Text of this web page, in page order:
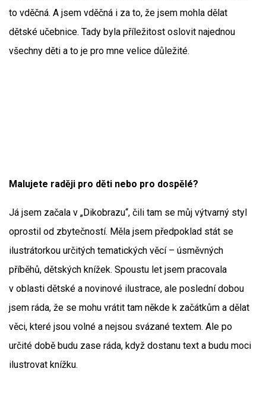
to vděčná. A jsem vděčná i za to, že jsem mohla dělat
dětské učebnice. Tady byla příležitost oslovit najednou
všechny děti a to je pro mne velice důležité.
Malujete raději pro děti nebo pro dospělé?
Já jsem začala v „Dikobrazu“, čili tam se můj výtvarný styl
oprostil od zbytečností. Měla jsem předpoklad stát se
ilustrátorkou určitých tematických věcí – úsměvných
příběhů, dětských knížek. Spoustu let jsem pracovala
v oblasti dětské a novinové ilustrace, ale poslední dobou
jsem ráda, že se mohu vrátit tam někde k začátkům a dělat
věci, které jsou volné a nejsou svázané textem. Ale po
určité době budu zase ráda, když dostanu text a budu moci
ilustrovat knížku.